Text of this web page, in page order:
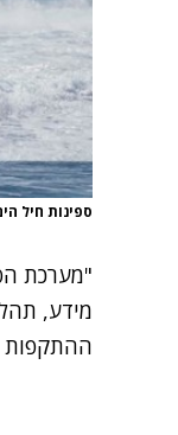
ספינות חיל
"מערכת
מידע,
ההתקפות